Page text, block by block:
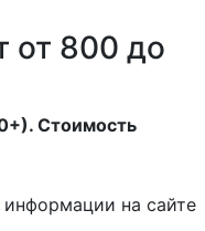
от 800 до
Стоимость
информации на сайте